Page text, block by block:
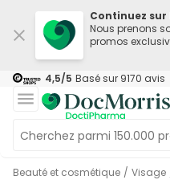
Continuez sur
Nous prenons
promos
4,5/5 Basé sur 9170 avis
Beauté et cosmétique / Visage